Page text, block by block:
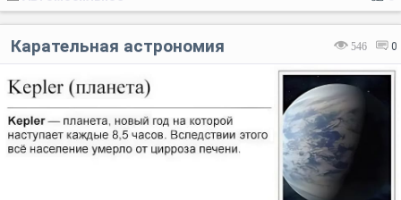
546 0
Карательная астрономия